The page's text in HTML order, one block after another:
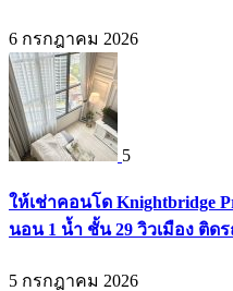
6 กรกฎาคม 2026
5
ให้เช่าคอนโด Knightbridge
นอน 1 น้ำ ชั้น 29 วิวเมือง ติด
5 กรกฎาคม 2026